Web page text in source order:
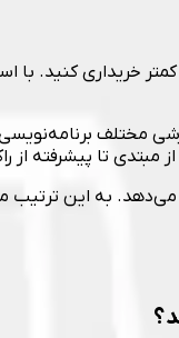
مبتدی تا پیشرفته از
به این ترتیب